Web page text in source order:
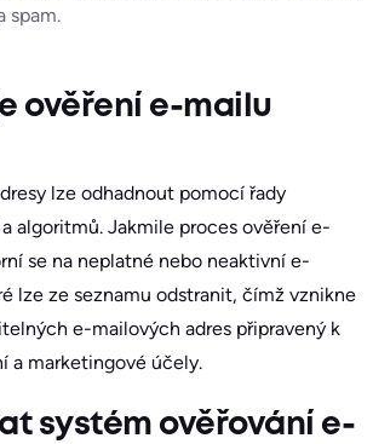
spam.
ověření e-mailu
lze odhadnout pomocí řady
algoritmů. Jakmile proces ověření e-
se na neplatné nebo neaktivní e-
lze ze seznamu odstranit, čímž vznikne
e-mailových adres připravený k
a marketingové účely.
systém ověřování e-